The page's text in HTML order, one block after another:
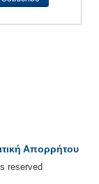
Απορρήτου
reserved